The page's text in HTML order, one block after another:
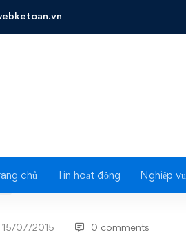
chủ Tin hoạt động Nghiệp
Nâng cấp iHTKK 3.1.4, HTKK
15/07/2015 0 comments